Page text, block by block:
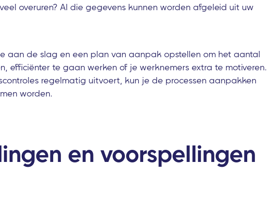
overuren? Al die gegevens kunnen worden afgeleid uit uw
aan de slag en een plan van aanpak opstellen om het aantal
efficiënter te gaan werken of je werknemers extra te motiveren.
regelmatig uitvoert, kun je de processen aanpakken
worden.
en voorspellingen